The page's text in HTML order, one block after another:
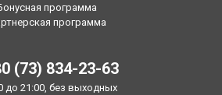
программа
программа
(73) 834-23-63
до 21:00, без выходных